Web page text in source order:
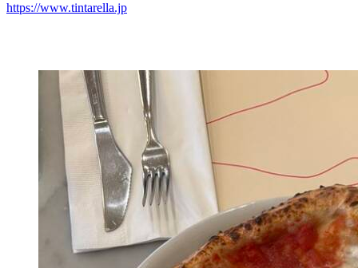
https://www.tintarella.jp